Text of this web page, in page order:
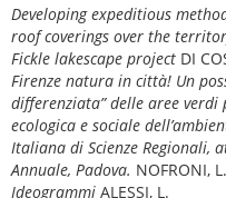
Developing expeditious
roof coverings over the
Fickle lakescape project DI
Firenze natura in città! Un
differenziata” delle aree
ecologica e sociale
Italiana di Scienze Regionali,
Annuale, Padova. NOFRONI, L.
Ideogrammi ALESSI, L.